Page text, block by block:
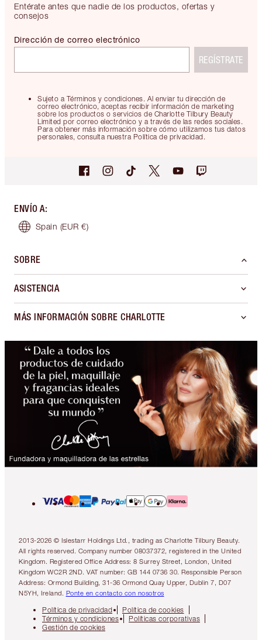
Entérate antes que nadie de los productos, ofertas y
consejos
Sujeto a Términos y condiciones. Al enviar tu dirección de
correo electrónico, aceptas recibir información de marketing
sobre los productos o servicios de Charlotte Tilbury Beauty
Limited por correo electrónico y a través de las redes sociales.
Para obtener más información sobre cómo utilizamos tus datos
personales, consulta nuestra Política de privacidad.
Dirección de correo electrónico
REGÍSTRATE
ENVÍO A:
Spain (EUR €)
SOBRE
ASISTENCIA
MÁS INFORMACIÓN SOBRE CHARLOTTE
2013-2026 © Islestarr Holdings Ltd., trading as Charlotte Tilbury Beauty.
All rights reserved. Company number 08037372, registered in the United
Kingdom. Registered Office Address: 8 Surrey Street, London, United
Kingdom WC2R 2ND. VAT number: GB 144 0736 30. Responsible Person
Address: Ormond Building, 31-36 Ormond Quay Upper, Dublin 7, D07
N5YH, Ireland. Ponte en contacto con nosotros
Política de privacidad
Política de cookies
Términos y condiciones
Políticas corporativas
Gestión de cookies